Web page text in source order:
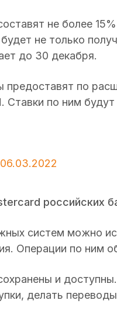
не более
не только
до 30 декабря.
по
по ним
российских
систем можно
Операции по ним
и
делать